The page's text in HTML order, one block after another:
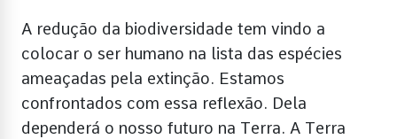
A redução da biodiversidade tem vindo a
colocar o ser humano na lista das espécies
ameaçadas pela extinção. Estamos
confrontados com essa reflexão. Dela
dependerá o nosso futuro na Terra. A Terra